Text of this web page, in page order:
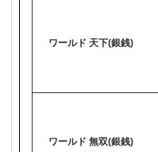
ワールド 天下(銀銭)
ワールド 無双(銀銭)